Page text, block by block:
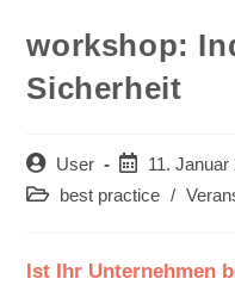
workshop:
Sicherheit
Beitrags-
Autor:
User
Beitrag
veröffentlicht:
11. Januar
Beitrags-best practice /
Ist Ihr Unternehmen